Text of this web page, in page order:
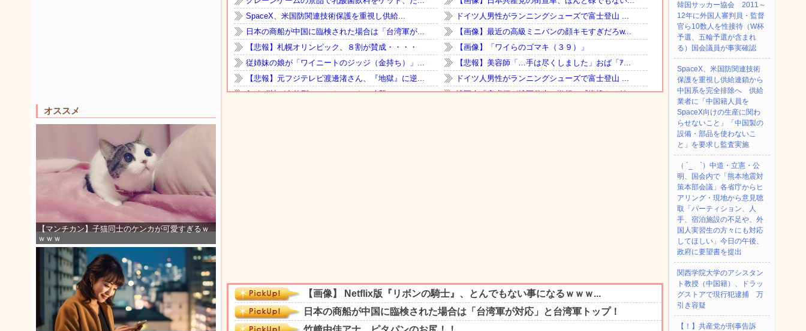
オススメ
【マンチカン】子猫同士のケンカが可愛すぎるｗ
ｗｗｗ
韓国サッカー協会 2011～
12年に外国人審判員・監督
官ら10数人を性接待（W杯
予選、五輪予選が含まれ
る）国会議員が事実確認
SpaceX、米国防関連技術
保護を重視し供給連鎖から
中国系を完全排除へ 供給
業者に「中国籍人員を
SpaceX向けの生産に関わ
らせないこと」「中国製の
設備・部品を使わないこ
と」を要求し監査実施
（ ´_ゝ`）中道・立憲・公
明、国会内で「熊本地震対
策本部会議」各省庁からヒ
アリング・現地から意見聴
取「パーティション、人
手、宿泊施設の不足や、外
国人実習生の方々にも対応
してほしい」今日の午後、
政府に要望書を提出
関西学院大学のアシスタン
ト教授（中国籍）、ドラッ
グストアで現行犯逮捕 万
引き容疑
【！】共産党が刑事告訴